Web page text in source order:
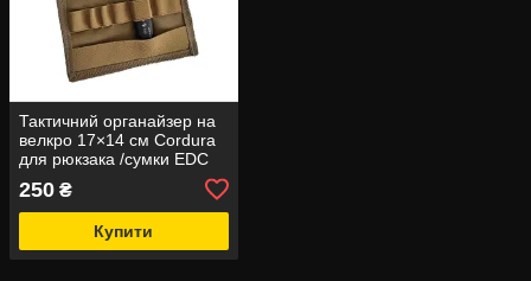
Тактичний органайзер на
велкро 17×14 см Cordura
для рюкзака /сумки EDC
250 ₴
Купити